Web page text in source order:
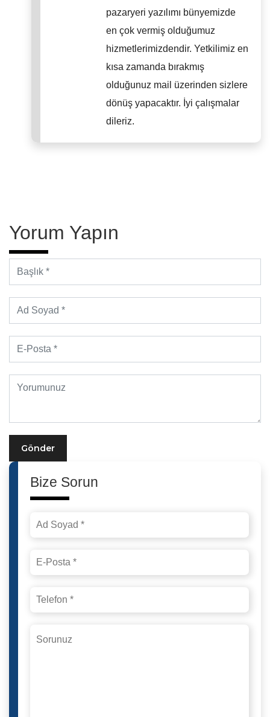
pazaryeri yazılımı bünyemizde
en çok vermiş olduğumuz
hizmetlerimizdendir. Yetkilimiz en
kısa zamanda bırakmış
olduğunuz mail üzerinden sizlere
dönüş yapacaktır. İyi çalışmalar
dileriz.
Yorum Yapın
Gönder
Bize Sorun